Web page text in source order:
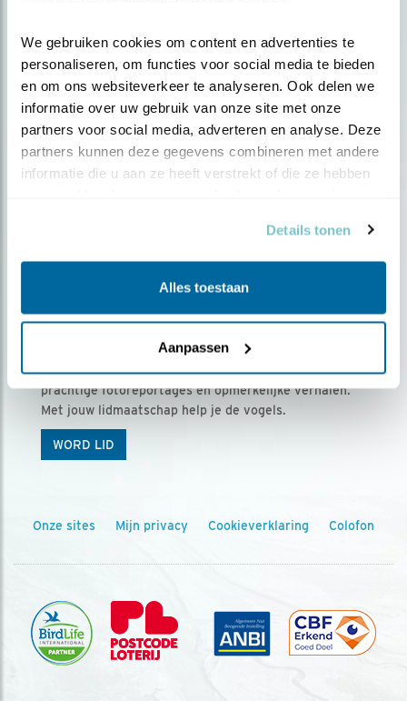
We gebruiken cookies om content en advertenties te
personaliseren, om functies voor social media te bieden
en om ons websiteverkeer te analyseren. Ook delen we
informatie over uw gebruik van onze site met onze
partners voor social media, adverteren en analyse. Deze
partners kunnen deze gegevens combineren met andere
informatie die u aan ze heeft verstrekt of die ze hebben
Details tonen
Alles toestaan
Aanpassen
Ontvang 5 x Vogels voor € 36,00 per jaar
Vogels is het tijdschrift voor onze leden, met
prachtige fotoreportages en opmerkelijke verhalen.
Met jouw lidmaatschap help je de vogels.
WORD LID
Onze sites Mijn privacy Cookieverklaring Colofon